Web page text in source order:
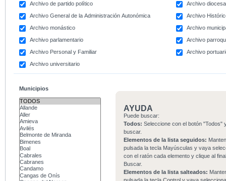
Archivo de partido político
Archivo
Archivo General de la Administración Autonómica
Archivo
Archivo monástico
Archivo
Archivo parlamentario
Archivo
Archivo Personal y Familiar
Archivo
Archivo universitario
Municipios
AYUDA
Puede buscar:
Todos: Seleccione con el botón "Todos"
buscar.
Elementos de la lista seguidos:
pulsada la tecla Mayúsculas y vaya
con el ratón cada elemento y clique al
Buscar.
Elementos de la lista salteados: